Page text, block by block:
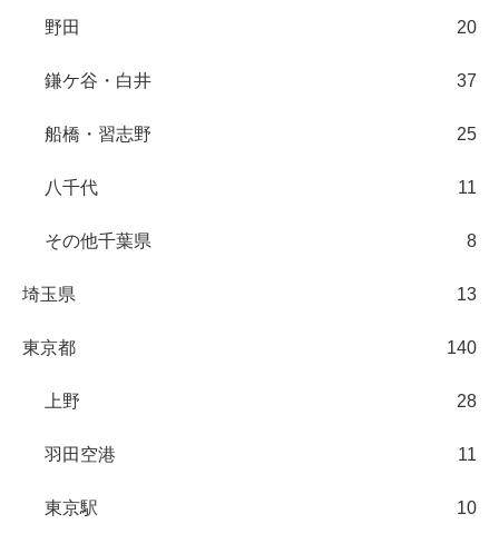
野田 20
鎌ケ谷・白井 37
船橋・習志野 25
八千代 11
その他千葉県 8
埼玉県 13
東京都 140
上野 28
羽田空港 11
東京駅 10